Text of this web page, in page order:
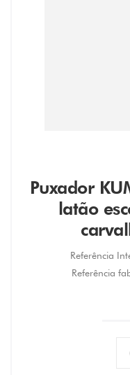
Puxador
latão
Referência
Referência